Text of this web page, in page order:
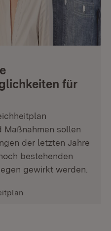
für
sollen
der letzten Jahre
bestehenden
gewirkt werden.